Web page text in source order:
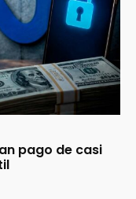
pago de casi